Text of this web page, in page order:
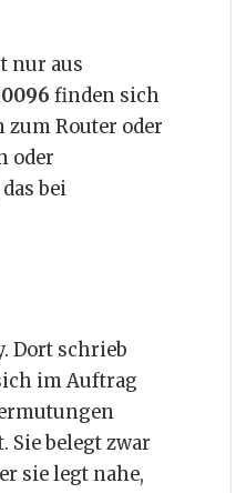
nur aus
finden sich
Router oder
oder
bei
Dort schrieb
im Auftrag
Sie belegt zwar
sie legt nahe,